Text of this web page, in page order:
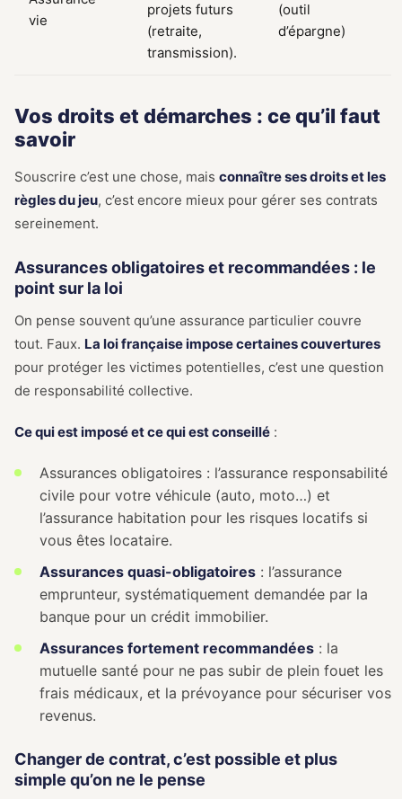
vie
projets futurs
(retraite,
transmission).
(outil
d’épargne)
Vos droits et démarches : ce qu’il faut
savoir
Souscrire c’est une chose, mais connaître ses droits et les
règles du jeu, c’est encore mieux pour gérer ses contrats
sereinement.
Assurances obligatoires et recommandées : le
point sur la loi
On pense souvent qu’une assurance particulier couvre
tout. Faux. La loi française impose certaines couvertures
pour protéger les victimes potentielles, c’est une question
de responsabilité collective.
Ce qui est imposé et ce qui est conseillé :
Assurances obligatoires : l’assurance responsabilité
civile pour votre véhicule (auto, moto…) et
l’assurance habitation pour les risques locatifs si
vous êtes locataire.
Assurances quasi-obligatoires : l’assurance
emprunteur, systématiquement demandée par la
banque pour un crédit immobilier.
Assurances fortement recommandées : la
mutuelle santé pour ne pas subir de plein fouet les
frais médicaux, et la prévoyance pour sécuriser vos
revenus.
Changer de contrat, c’est possible et plus
simple qu’on ne le pense